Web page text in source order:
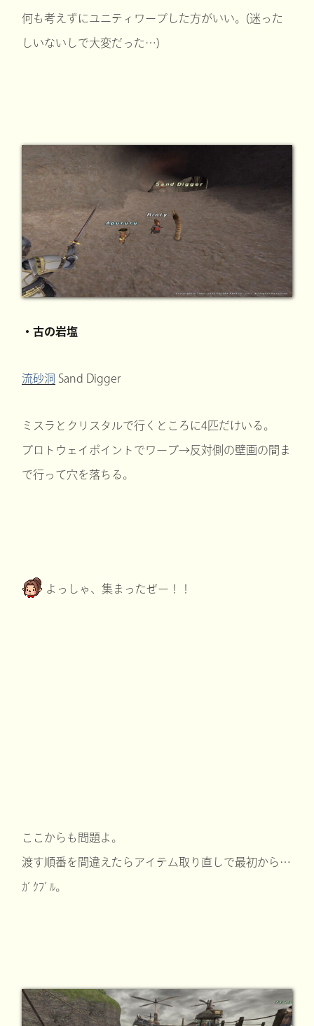
何も考えずにユニティワープした方がいい。(迷った
しいないしで大変だった…)
・古の岩塩
流砂洞 Sand Digger
ミスラとクリスタルで行くところに4匹だけいる。
プロトウェイポイントでワープ→反対側の壁画の間ま
で行って穴を落ちる。
よっしゃ、集まったぜー！！
ここからも問題よ。
渡す順番を間違えたらアイテム取り直しで最初から…
ｶﾞｸﾌﾞﾙ。